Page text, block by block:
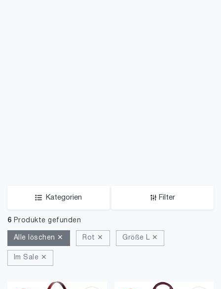
Kategorien Filter
6 Produkte gefunden
Alle löschen ✕ Rot ✕ Größe L ✕
Im Sale ✕